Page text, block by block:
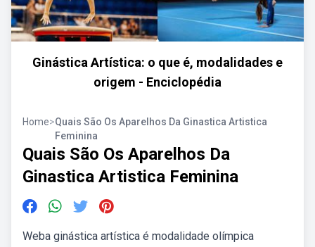
Ginástica Artística: o que é, modalidades e
origem - Enciclopédia
Home>Quais São Os Aparelhos Da Ginastica Artistica
Feminina
Quais São Os Aparelhos Da
Ginastica Artistica Feminina
Weba ginástica artística é modalidade olímpica